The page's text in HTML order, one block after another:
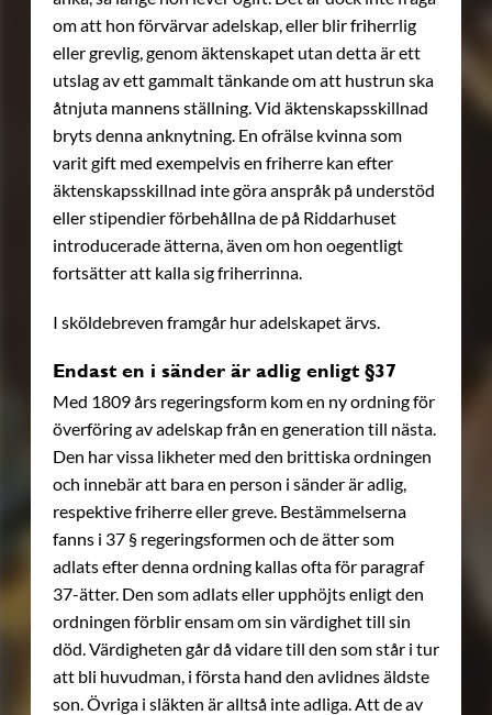
om att hon förvärvar adelskap, eller blir friherrlig
eller grevlig, genom äktenskapet utan detta är ett
utslag av ett gammalt tänkande om att hustrun ska
åtnjuta mannens ställning. Vid äktenskapsskillnad
bryts denna anknytning. En ofrälse kvinna som
varit gift med exempelvis en friherre kan efter
äktenskapsskillnad inte göra anspråk på understöd
eller stipendier förbehållna de på Riddarhuset
introducerade ätterna, även om hon oegentligt
fortsätter att kalla sig friherrinna.
I sköldebreven framgår hur adelskapet ärvs.
Endast en i sänder är adlig enligt §37
Med 1809 års regeringsform kom en ny ordning för
överföring av adelskap från en generation till nästa.
Den har vissa likheter med den brittiska ordningen
och innebär att bara en person i sänder är adlig,
respektive friherre eller greve. Bestämmelserna
fanns i 37 § regeringsformen och de ätter som
adlats efter denna ordning kallas ofta för paragraf
37-ätter. Den som adlats eller upphöjts enligt den
ordningen förblir ensam om sin värdighet till sin
död. Värdigheten går då vidare till den som står i tur
att bli huvudman, i första hand den avlidnes äldste
son. Övriga i släkten är alltså inte adliga. Att de av